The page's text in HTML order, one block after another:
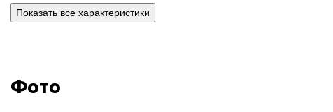
Показать все характеристики
Фото